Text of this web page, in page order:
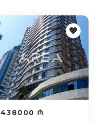
438000 ₼